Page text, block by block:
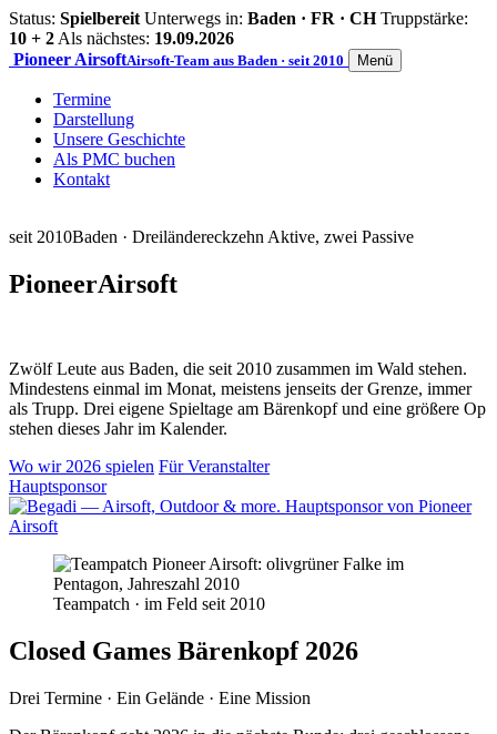
Status: Spielbereit Unterwegs in: Baden · FR · CH Truppstärke:
10 + 2 Als nächstes: 19.09.2026
Pioneer AirsoftAirsoft-Team aus Baden · seit 2010 Menü
Termine
Darstellung
Unsere Geschichte
Als PMC buchen
Kontakt
seit 2010Baden · Dreiländereckzehn Aktive, zwei Passive
PioneerAirsoft
Zwölf Leute aus Baden, die seit 2010 zusammen im Wald stehen.
Mindestens einmal im Monat, meistens jenseits der Grenze, immer
als Trupp. Drei eigene Spieltage am Bärenkopf und eine größere Op
stehen dieses Jahr im Kalender.
Wo wir 2026 spielen Für Veranstalter
Hauptsponsor
Teampatch · im Feld seit 2010
Closed Games Bärenkopf 2026
Drei Termine · Ein Gelände · Eine Mission